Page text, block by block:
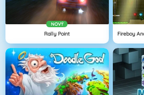
NOVÝ
Rally Point